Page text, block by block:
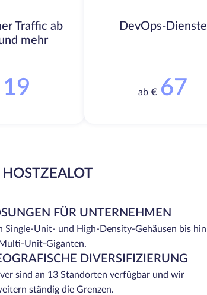
Traffic ab
mehr
19
DevOps-Dienste
ab € 67
HOSTZEALOT
FÜR UNTERNEHMEN
Single-Unit- und High-Density-Gehäusen bis hin
Unit-Giganten.
DIVERSIFIZIERUNG
sind an 13 Standorten verfügbar und wir
ständig die Grenzen.